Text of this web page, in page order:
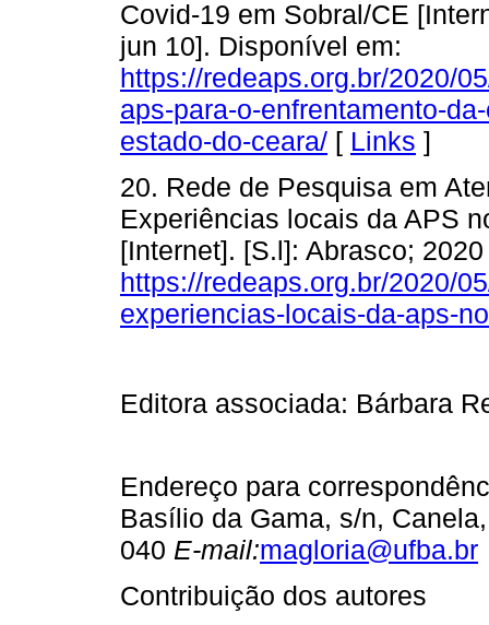
Covid-19 em Sobral/CE
jun 10]. Disponível em:
https://redeaps.org.br/2020/
aps-para-o-enfrentamento-
estado-do-ceara/ [ Links ]
20. Rede de Pesquisa em
Experiências locais da APS
[Internet]. [S.l]: Abrasco;
https://redeaps.org.br/2020/
experiencias-locais-da-aps-
Editora associada: Bárbara
Endereço para
Basílio da Gama, s/n,
040 E-mail:magloria@ufba.br
Contribuição dos autores